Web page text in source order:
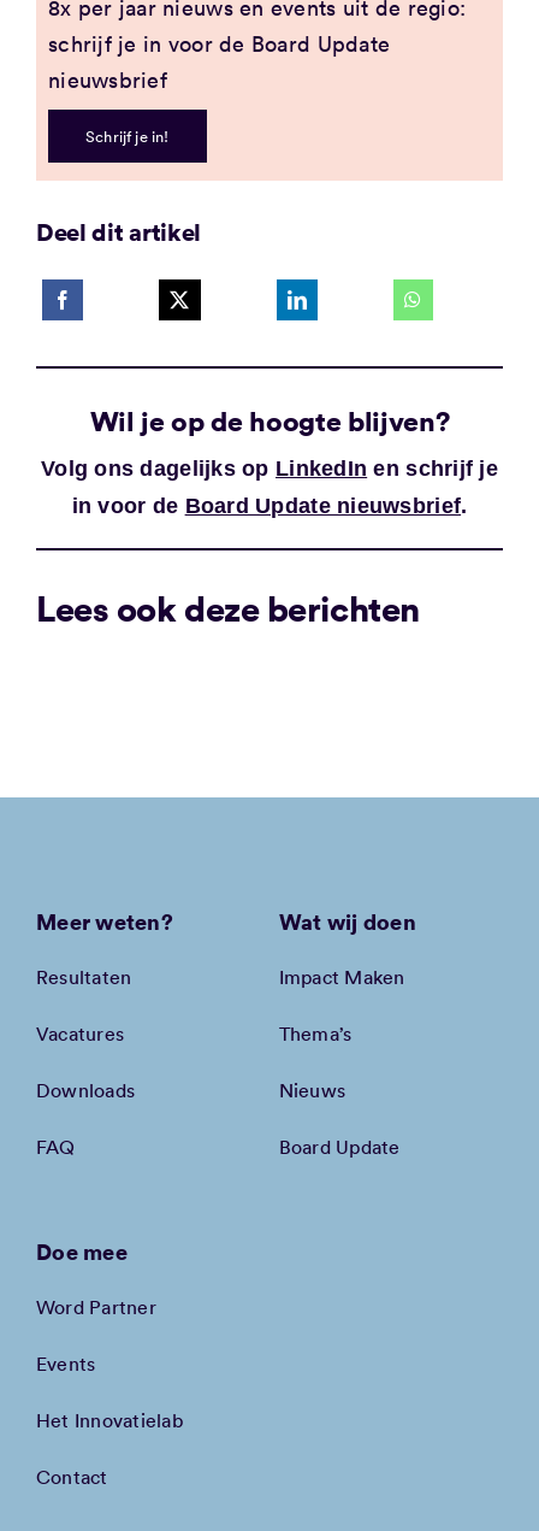
8x per jaar nieuws en events uit de regio:
schrijf je in voor de Board Update
nieuwsbrief
Schrijf je in!
Deel dit artikel
Wil je op de hoogte blijven?
Volg ons dagelijks op LinkedIn en schrijf je
in voor de Board Update nieuwsbrief.
Lees ook deze berichten
Meer weten?
Resultaten
Vacatures
Downloads
FAQ
Wat wij doen
Impact Maken
Thema’s
Nieuws
Board Update
Doe mee
Word Partner
Events
Het Innovatielab
Contact